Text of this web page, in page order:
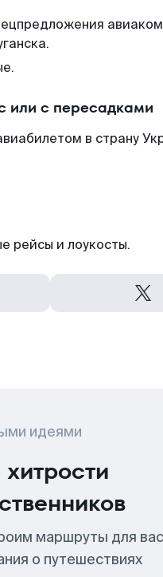
или с пересадками
в страну
рейсы и лоукосты.
идеями
маршруты для
о путешествиях